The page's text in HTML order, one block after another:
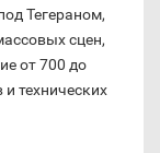
Тегераном,
сцен,
от 700 до
технических